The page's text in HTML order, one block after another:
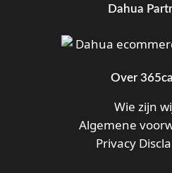
Dahua
Over
Wie zijn
Algemene
Privacy